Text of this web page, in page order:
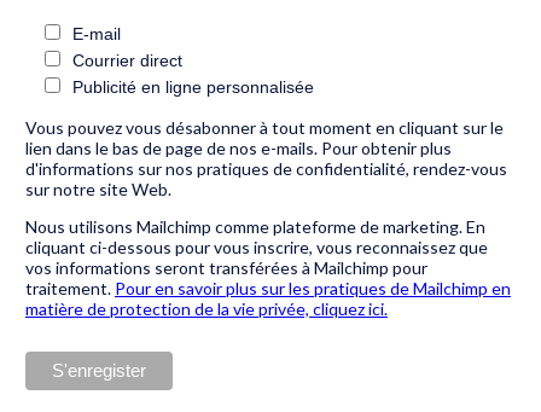
E-mail
Courrier direct
Publicité en ligne personnalisée
Vous pouvez vous désabonner à tout moment en cliquant sur le
lien dans le bas de page de nos e-mails. Pour obtenir plus
d'informations sur nos pratiques de confidentialité, rendez-vous
sur notre site Web.
Nous utilisons Mailchimp comme plateforme de marketing. En
cliquant ci-dessous pour vous inscrire, vous reconnaissez que
vos informations seront transférées à Mailchimp pour
traitement. Pour en savoir plus sur les pratiques de Mailchimp en
matière de protection de la vie privée, cliquez ici.